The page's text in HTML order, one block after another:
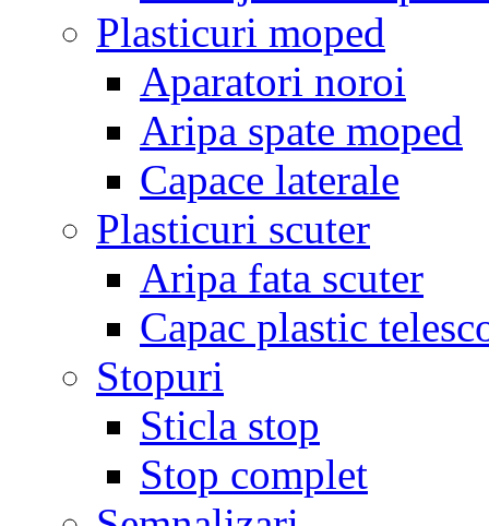
Plasticuri moped
Aparatori noroi
Aripa spate moped
Capace laterale
Plasticuri scuter
Aripa fata scuter
Capac plastic
Stopuri
Sticla stop
Stop complet